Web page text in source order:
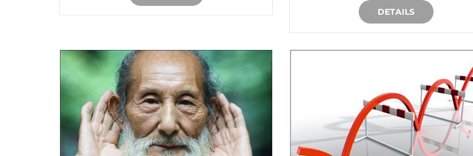
DETAILS
IN DEN WARENKORB